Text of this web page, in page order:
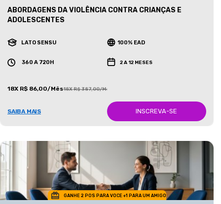
ABORDAGENS DA VIOLÊNCIA CONTRA CRIANÇAS E
ADOLESCENTES
LATO SENSU 100% EAD
360 A 720H 2 A 12 MESES
18X R$ 86,00/Mês18X R$ 387,00/Mês
SAIBA MAIS INSCREVA-SE
GANHE 2 POS PARA VOCE +1 PARA UM AMIGO